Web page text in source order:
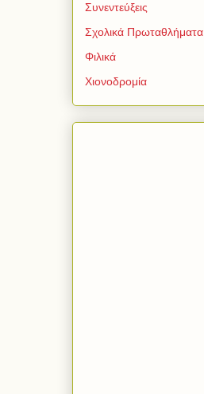
Συνεντεύξεις
Σχολικά Πρωταθλήματα
Φιλικά
Χιονοδρομία